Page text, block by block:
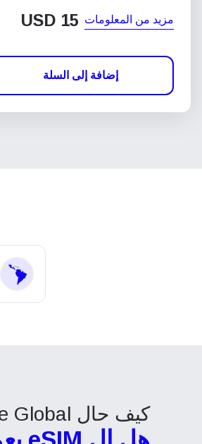
مزيد من المعلومات USD 15
إضافة إلى السلة
كيف حال Voye Global